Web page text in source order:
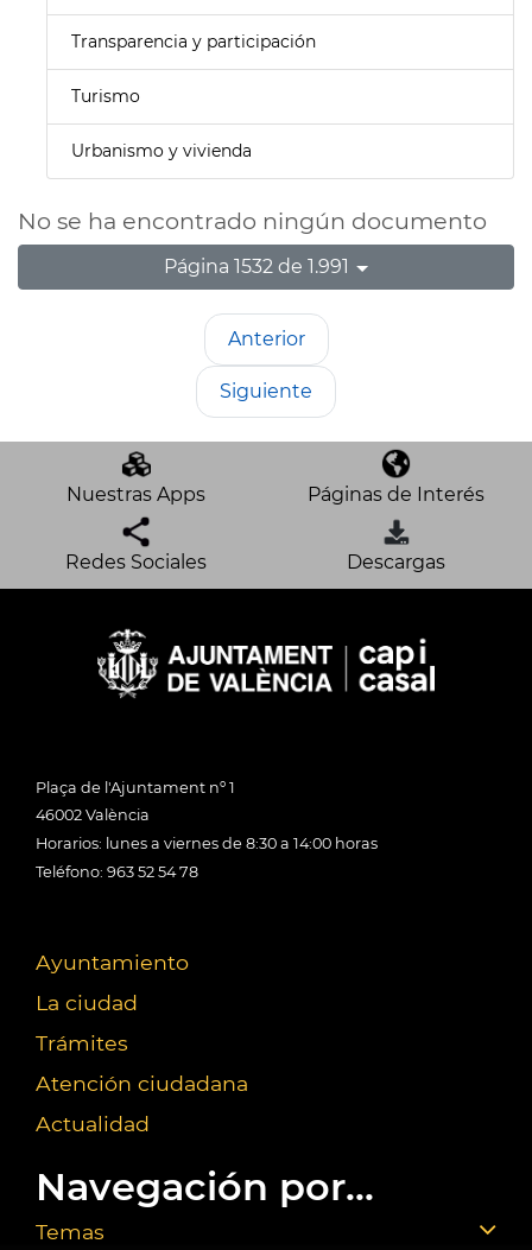
Transparencia y participación
Turismo
Urbanismo y vivienda
No se ha encontrado ningún documento
Página 1532 de 1.991
Anterior
Siguiente
Nuestras Apps Páginas de Interés
Redes Sociales Descargas
Plaça de l'Ajuntament nº 1
46002 València
Horarios: lunes a viernes de 8:30 a 14:00 horas
Teléfono: 963 52 54 78
Ayuntamiento
La ciudad
Trámites
Atención ciudadana
Actualidad
Navegación por...
Temas